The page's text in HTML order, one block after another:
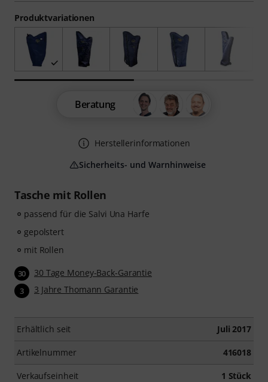
Tasche mit Rollen
passend für die Salvi Una Harfe
gepolstert
mit Rollen
30 30 Tage Money-Back-Garantie
3 3 Jahre Thomann Garantie
Erhältlich seit Juli 2017
Artikelnummer 416018
Verkaufseinheit 1 Stück
Produktvariationen
Beratung
Herstellerinformationen
Sicherheits- und Warnhinweise